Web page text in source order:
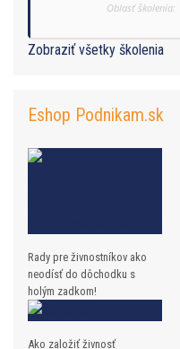
Oblasť školenia:
Zobraziť všetky školenia
Eshop Podnikam.sk
Rady pre živnostníkov ako
neodísť do dôchodku s
holým zadkom!
Ako založiť živnosť